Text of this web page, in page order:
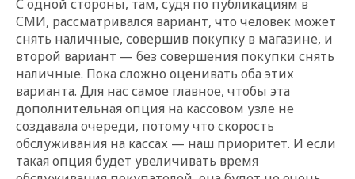
С одной стороны, там, судя по публикациям в
СМИ, рассматривался вариант, что человек может
снять наличные, совершив покупку в магазине, и
второй вариант — без совершения покупки снять
наличные. Пока сложно оценивать оба этих
варианта. Для нас самое главное, чтобы эта
дополнительная опция на кассовом узле не
создавала очереди, потому что скорость
обслуживания на кассах — наш приоритет. И если
такая опция будет увеличивать время